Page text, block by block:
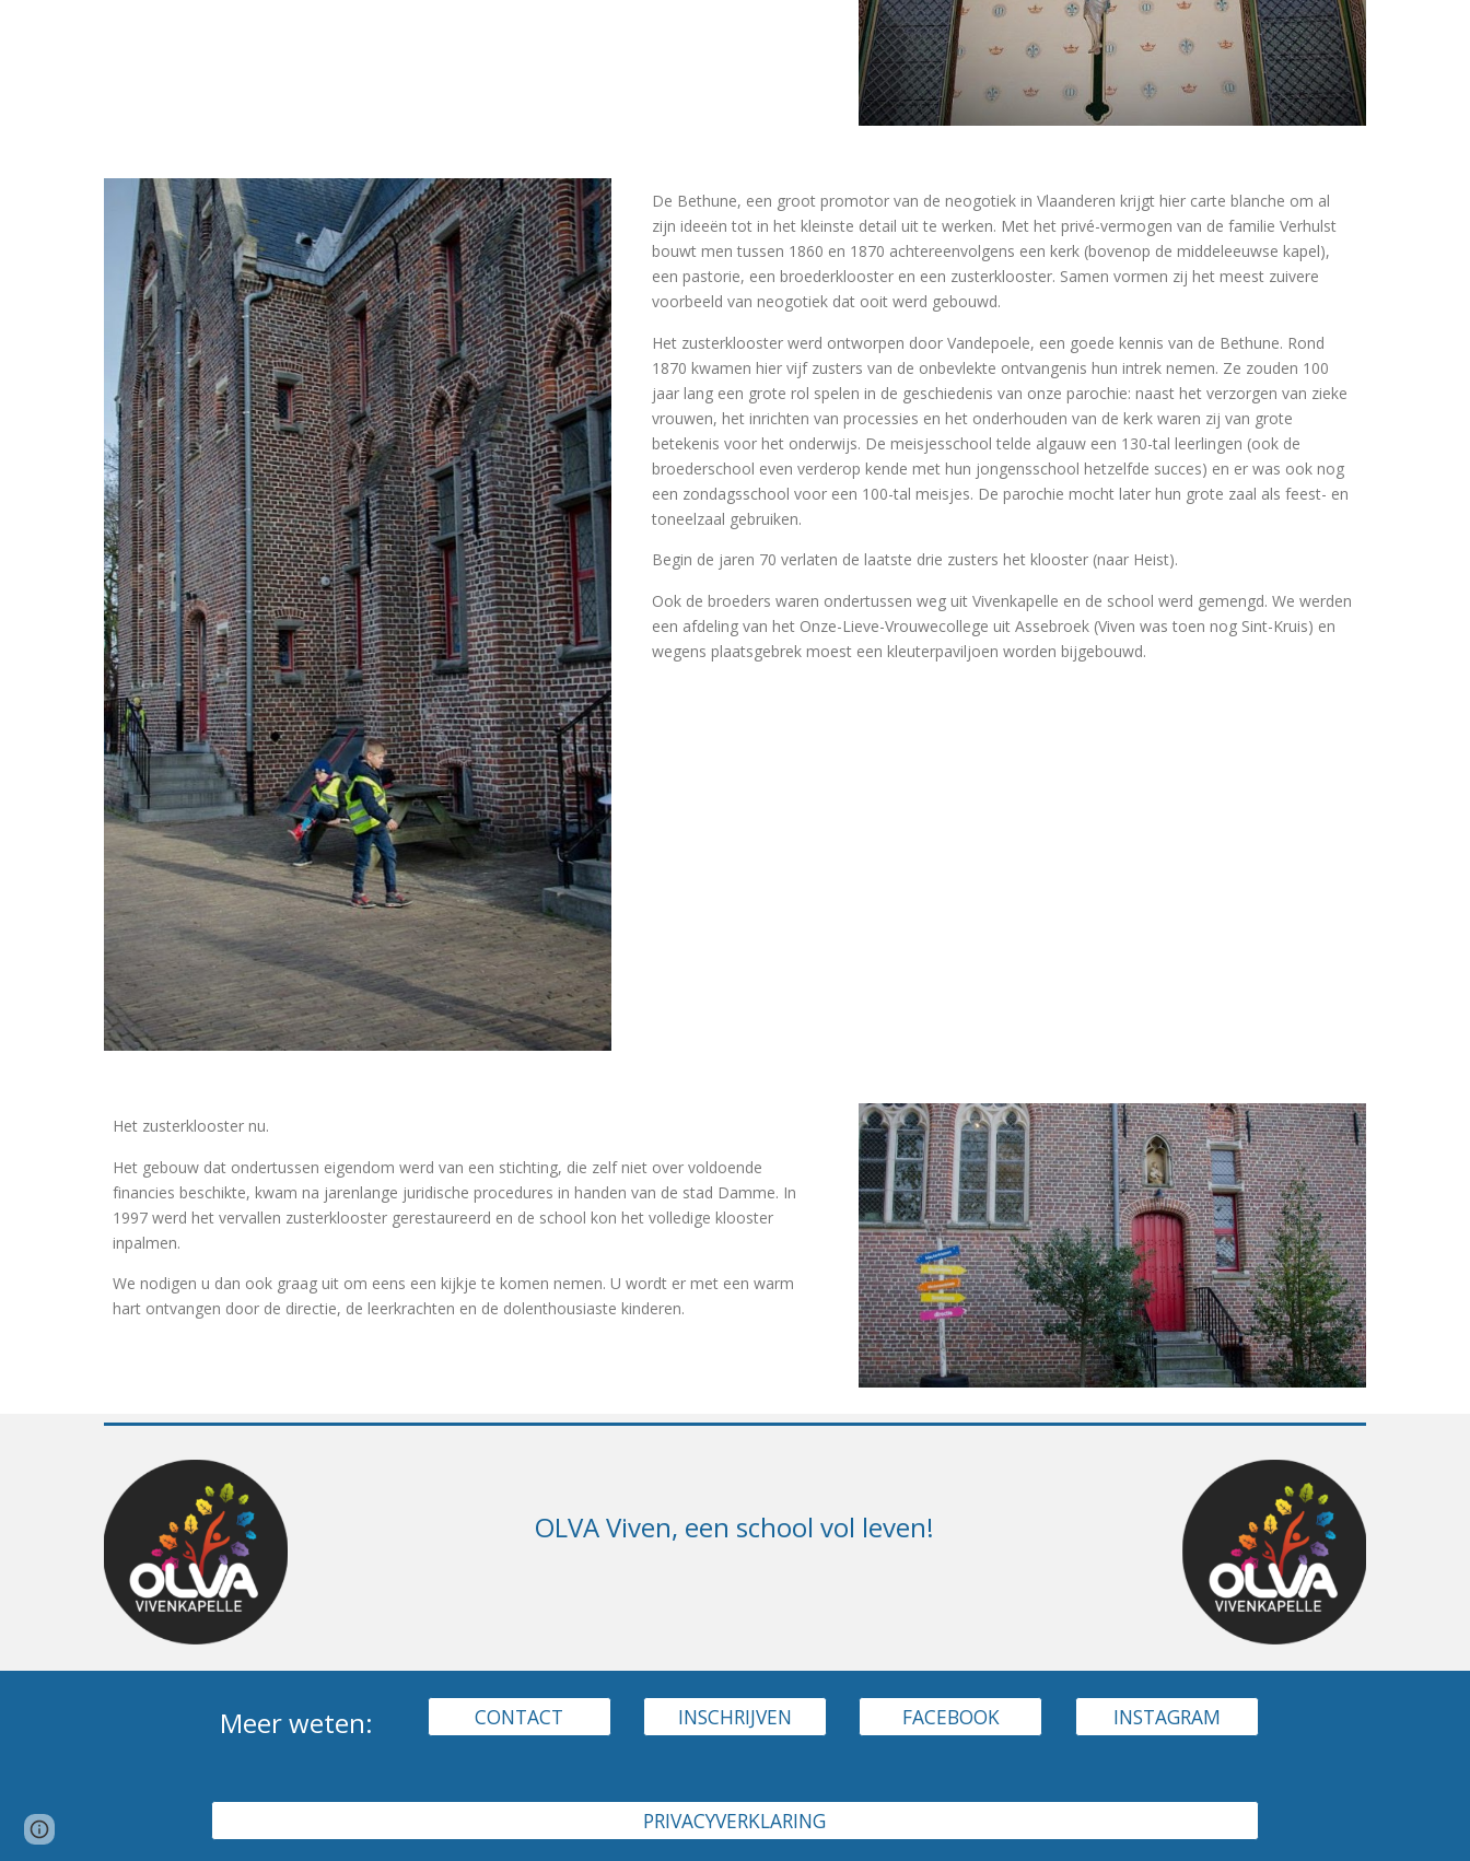
De Bethune, een groot promotor van de neogotiek in Vlaanderen krijgt hier carte blanche om al
zijn ideeën tot in het kleinste detail uit te werken. Met het privé-vermogen van de familie Verhulst
bouwt men tussen 1860 en 1870 achtereenvolgens een kerk (bovenop de middeleeuwse kapel),
een pastorie, een broederklooster en een zusterklooster. Samen vormen zij het meest zuivere
voorbeeld van neogotiek dat ooit werd gebouwd.
Het zusterklooster werd ontworpen door Vandepoele, een goede kennis van de Bethune. Rond
1870 kwamen hier vijf zusters van de onbevlekte ontvangenis hun intrek nemen. Ze zouden 100
jaar lang een grote rol spelen in de geschiedenis van onze parochie: naast het verzorgen van zieke
vrouwen, het inrichten van processies en het onderhouden van de kerk waren zij van grote
betekenis voor het onderwijs. De meisjesschool telde algauw een 130-tal leerlingen (ook de
broederschool even verderop kende met hun jongensschool hetzelfde succes) en er was ook nog
een zondagsschool voor een 100-tal meisjes. De parochie mocht later hun grote zaal als feest- en
toneelzaal gebruiken.
Begin de jaren 70 verlaten de laatste drie zusters het klooster (naar Heist).
Ook de broeders waren ondertussen weg uit Vivenkapelle en de school werd gemengd. We werden
een afdeling van het Onze-Lieve-Vrouwecollege uit Assebroek (Viven was toen nog Sint-Kruis) en
wegens plaatsgebrek moest een kleuterpaviljoen worden bijgebouwd.
Het zusterklooster nu.
Het gebouw dat ondertussen eigendom werd van een stichting, die zelf niet over voldoende
financies beschikte, kwam na jarenlange juridische procedures in handen van de stad Damme. In
1997 werd het vervallen zusterklooster gerestaureerd en de school kon het volledige klooster
inpalmen.
We nodigen u dan ook graag uit om eens een kijkje te komen nemen. U wordt er met een warm
hart ontvangen door de directie, de leerkrachten en de dolenthousiaste kinderen.
OLVA Viven, een school vol leven!
Meer weten: CONTACT INSCHRIJVEN FACEBOOK INSTAGRAM
PRIVACYVERKLARING